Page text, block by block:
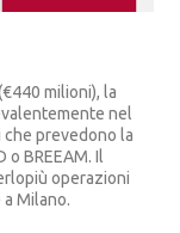
milioni), la
nel
prevedono la
BREEAM. Il
operazioni
Milano.